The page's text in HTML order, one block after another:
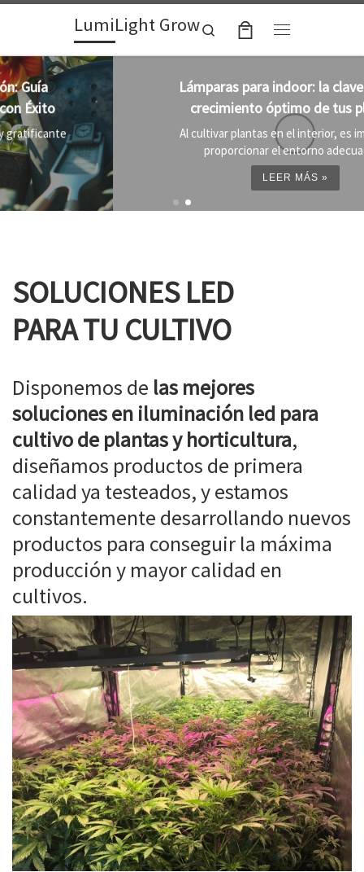
Skip to contentLumiLight Grow
Search
Lámparas para indoor: la clave para un
crecimiento óptimo de tus plantas
Al cultivar plantas en el interior, es importante
proporcionar el entorno adecuado ...
SOLUCIONES LED
PARA TU CULTIVO
Disponemos de las mejores
soluciones en iluminación led para
cultivo de plantas y horticultura,
diseñamos productos de primera
calidad ya testeados, y estamos
constantemente desarrollando nuevos
productos para conseguir la máxima
producción y mayor calidad en
cultivos.